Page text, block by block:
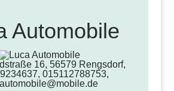
Automobile
16, 56579 Rengsdorf,
015112788753,